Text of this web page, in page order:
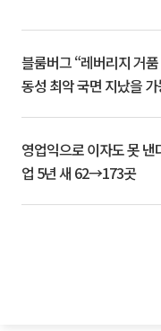
블룸버그 “레버리지 거
동성 최악 국면 지났을
영업익으로 이자도 못
업 5년 새 62→173곳